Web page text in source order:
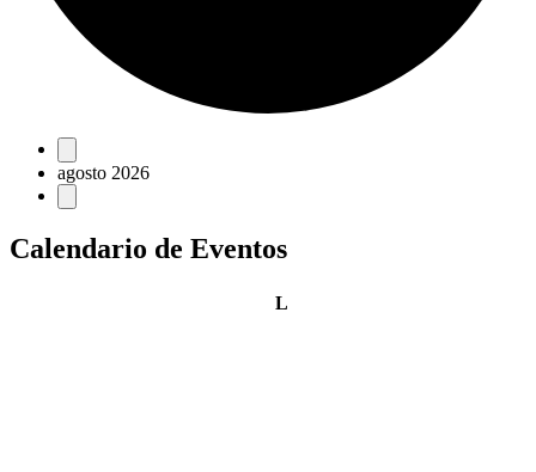
Eventos
agosto 2026
Calendario de Eventos
Llunes